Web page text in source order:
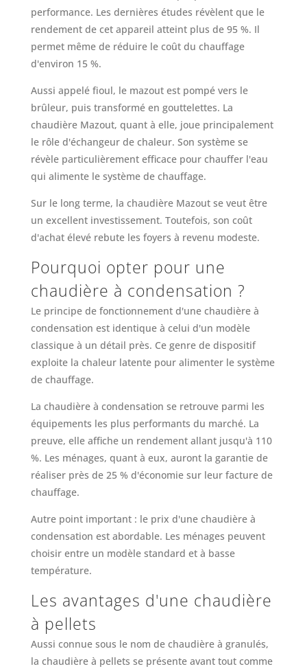
performance. Les dernières études révèlent que le
rendement de cet appareil atteint plus de 95 %. Il
permet même de réduire le coût du chauffage
d'environ 15 %.
Aussi appelé fioul, le mazout est pompé vers le
brûleur, puis transformé en gouttelettes. La
chaudière Mazout, quant à elle, joue principalement
le rôle d'échangeur de chaleur. Son système se
révèle particulièrement efficace pour chauffer l'eau
qui alimente le système de chauffage.
Sur le long terme, la chaudière Mazout se veut être
un excellent investissement. Toutefois, son coût
d'achat élevé rebute les foyers à revenu modeste.
Pourquoi opter pour une
chaudière à condensation ?
Le principe de fonctionnement d'une chaudière à
condensation est identique à celui d'un modèle
classique à un détail près. Ce genre de dispositif
exploite la chaleur latente pour alimenter le système
de chauffage.
La chaudière à condensation se retrouve parmi les
équipements les plus performants du marché. La
preuve, elle affiche un rendement allant jusqu'à 110
%. Les ménages, quant à eux, auront la garantie de
réaliser près de 25 % d'économie sur leur facture de
chauffage.
Autre point important : le prix d'une chaudière à
condensation est abordable. Les ménages peuvent
choisir entre un modèle standard et à basse
température.
Les avantages d'une chaudière
à pellets
Aussi connue sous le nom de chaudière à granulés,
la chaudière à pellets se présente avant tout comme